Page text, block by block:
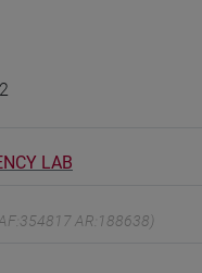
LAB
AR:188638)